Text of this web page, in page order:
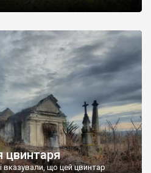
цвинтаря
вказували, що цей цвинтар